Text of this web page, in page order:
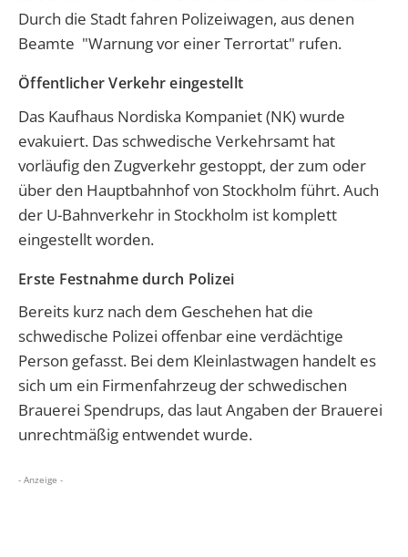
Durch die Stadt fahren Polizeiwagen, aus denen
Beamte "Warnung vor einer Terrortat" rufen.
Öffentlicher Verkehr eingestellt
Das Kaufhaus Nordiska Kompaniet (NK) wurde
evakuiert. Das schwedische Verkehrsamt hat
vorläufig den Zugverkehr gestoppt, der zum oder
über den Hauptbahnhof von Stockholm führt. Auch
der U-Bahnverkehr in Stockholm ist komplett
eingestellt worden.
Erste Festnahme durch Polizei
Bereits kurz nach dem Geschehen hat die
schwedische Polizei offenbar eine verdächtige
Person gefasst. Bei dem Kleinlastwagen handelt es
sich um ein Firmenfahrzeug der schwedischen
Brauerei Spendrups, das laut Angaben der Brauerei
unrechtmäßig entwendet wurde.
- Anzeige -